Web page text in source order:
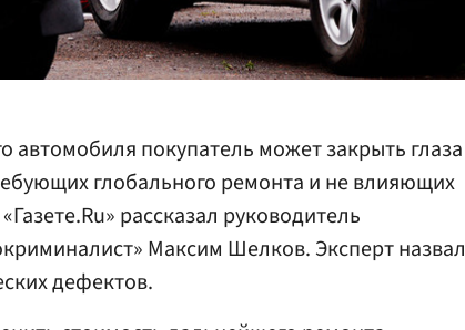
покупатель может закрыть глаза
глобального ремонта и не влияющих
рассказал руководитель
Максим Шелков. Эксперт назвал
дефектов.